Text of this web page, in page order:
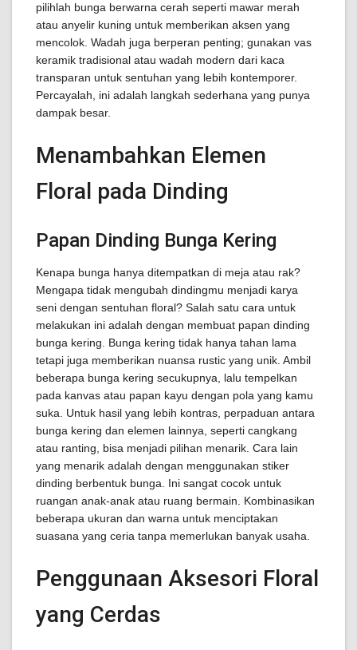
pilihlah bunga berwarna cerah seperti mawar merah
atau anyelir kuning untuk memberikan aksen yang
mencolok. Wadah juga berperan penting; gunakan vas
keramik tradisional atau wadah modern dari kaca
transparan untuk sentuhan yang lebih kontemporer.
Percayalah, ini adalah langkah sederhana yang punya
dampak besar.
Menambahkan Elemen
Floral pada Dinding
Papan Dinding Bunga Kering
Kenapa bunga hanya ditempatkan di meja atau rak?
Mengapa tidak mengubah dindingmu menjadi karya
seni dengan sentuhan floral? Salah satu cara untuk
melakukan ini adalah dengan membuat papan dinding
bunga kering. Bunga kering tidak hanya tahan lama
tetapi juga memberikan nuansa rustic yang unik. Ambil
beberapa bunga kering secukupnya, lalu tempelkan
pada kanvas atau papan kayu dengan pola yang kamu
suka. Untuk hasil yang lebih kontras, perpaduan antara
bunga kering dan elemen lainnya, seperti cangkang
atau ranting, bisa menjadi pilihan menarik. Cara lain
yang menarik adalah dengan menggunakan stiker
dinding berbentuk bunga. Ini sangat cocok untuk
ruangan anak-anak atau ruang bermain. Kombinasikan
beberapa ukuran dan warna untuk menciptakan
suasana yang ceria tanpa memerlukan banyak usaha.
Penggunaan Aksesori Floral
yang Cerdas